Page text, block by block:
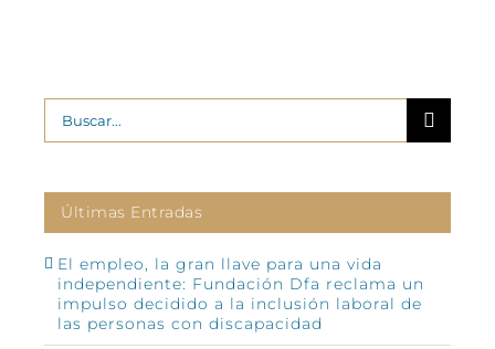
Buscar:
Últimas Entradas
El empleo, la gran llave para una vida
independiente: Fundación Dfa reclama un
impulso decidido a la inclusión laboral de
las personas con discapacidad